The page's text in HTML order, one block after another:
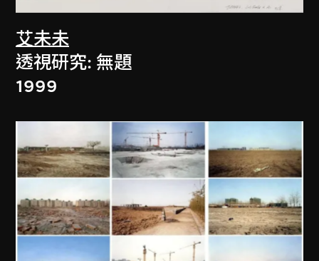
艾未未
透視研究: 無題
1999